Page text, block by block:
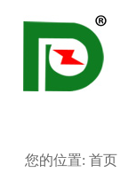
您的位置: 首页